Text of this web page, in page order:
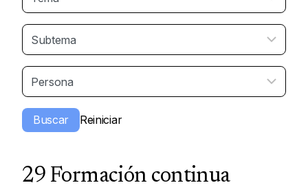
29 Formación continua